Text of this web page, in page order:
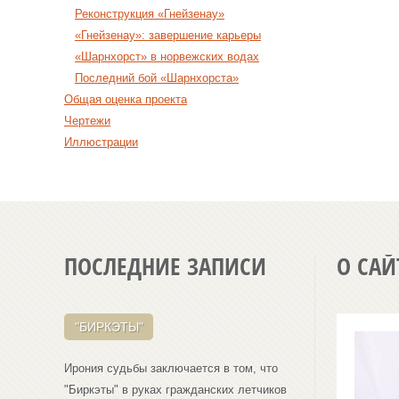
Реконструкция «Гнейзенау»
«Гнейзенау»: завершение карьеры
«Шарнхорст» в норвежских водах
Последний бой «Шарнхорста»
Общая оценка проекта
Чертежи
Иллюстрации
ПОСЛЕДНИЕ ЗАПИСИ
"БИРКЭТЫ"
Ирония судьбы заключается в том, что
"Биркэты" в руках гражданских летчиков
О